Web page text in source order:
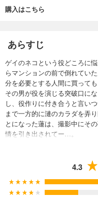
購入はこちら
あらすじ
ゲイのネコという役どころに
らマンションの前で倒れてい
分を必要とする人間に買って
その男が役を演じる突破口に
し、役作りに付き合うと言い
まで一方的に漣のカラダを弄
とになった蓮は、撮影中にそ
情を引き出されてー…。
4.3